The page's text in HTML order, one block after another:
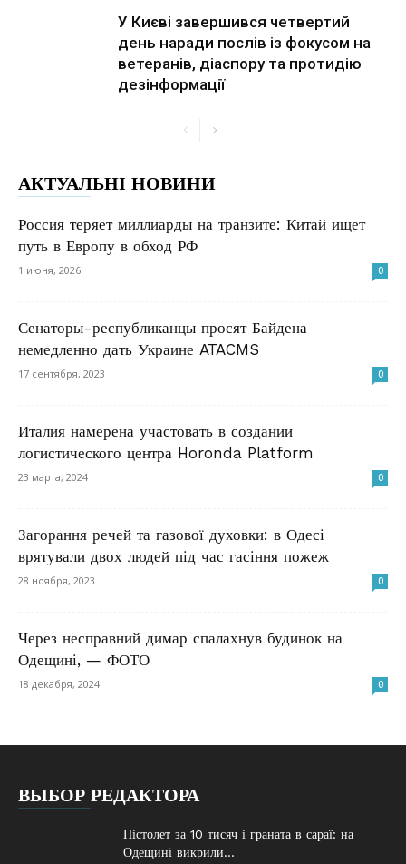
У Києві завершився четвертий
день наради послів із фокусом на
ветеранів, діаспору та протидію
дезінформації
АКТУАЛЬНІ НОВИНИ
Россия теряет миллиарды на транзите: Китай ищет
путь в Европу в обход РФ
1 июня, 2026 0
Сенаторы-республиканцы просят Байдена
немедленно дать Украине ATACMS
17 сентября, 2023 0
Италия намерена участовать в создании
логистического центра Horonda Platform
23 марта, 2024 0
Загорання речей та газової духовки: в Одесі
врятували двох людей під час гасіння пожеж
28 ноября, 2023 0
Через несправний димар спалахнув будинок на
Одещині, — ФОТО
18 декабря, 2024 0
ВЫБОР РЕДАКТОРА
Пістолет за 10 тисяч і граната в сараї: на
Одещині викрили...